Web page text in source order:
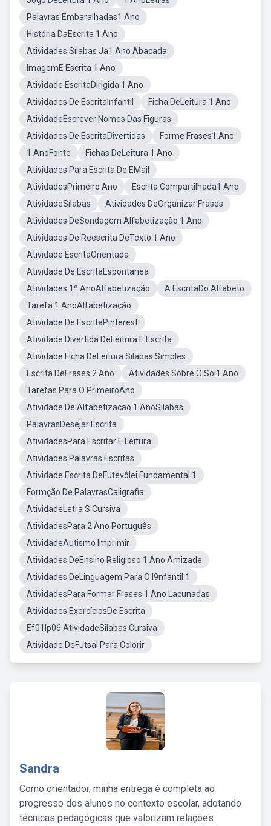
Palavras Embaralhadas1 Ano
História DaEscrita 1 Ano
Atividades Sílabas Ja1 Ano Abacada
ImagemE Escrita 1 Ano
Atividade EscritaDirigida 1 Ano
Atividades De EscritaInfantil
Ficha DeLeitura 1 Ano
AtividadeEscrever Nomes Das Figuras
Atividades De EscritaDivertidas
Forme Frases1 Ano
1 AnoFonte
Fichas DeLeitura 1 Ano
Atividades Para Escrita De EMail
AtividadesPrimeiro Ano
Escrita Compartilhada1 Ano
AtividadeSílabas
Atividades DeOrganizar Frases
Atividades DeSondagem Alfabetização 1 Ano
Atividades De Reescrita DeTexto 1 Ano
Atividade EscritaOrientada
Atividade De EscritaEspontanea
Atividades 1º AnoAlfabetização
A EscritaDo Alfabeto
Tarefa 1 AnoAlfabetização
Atividade De EscritaPinterest
Atividade Divertida DeLeitura E Escrita
Atividade Ficha DeLeitura Silabas Simples
Escrita DeFrases 2 Ano
Atividades Sobre O Sol1 Ano
Tarefas Para O PrimeiroAno
Atividade De Alfabetizacao 1 AnoSilabas
PalavrasDesejar Escrita
AtividadesPara Escritar E Leitura
Atividades Palavras Escritas
Atividade Escrita DeFutevôlei Fundamental 1
Formção De PalavrasCaligrafia
AtividadeLetra S Cursiva
AtividadesPara 2 Ano Português
AtividadeAutismo Imprimir
Atividades DeEnsino Religioso 1 Ano Amizade
Atividades DeLinguagem Para O I9nfantil 1
AtividadesPara Formar Frases 1 Ano Lacunadas
Atividades ExercíciosDe Escrita
Ef01lp06 AtividadeSilabas Cursiva
Atividade DeFutsal Para Colorir
Sandra
Como orientador, minha entrega é completa ao
progresso dos alunos no contexto escolar, adotando
técnicas pedagógicas que valorizam relações